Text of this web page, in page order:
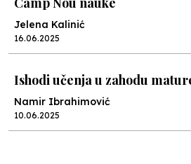
Jelena Kalinić
16.06.2025
Ishodi učenja u zahodu
Namir Ibrahimović
10.06.2025